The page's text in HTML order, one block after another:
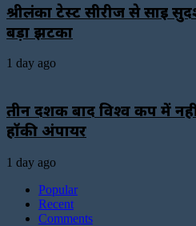
श्रीलंका टेस्ट सीरीज से साई
बड़ा झटका
1 day ago
तीन दशक बाद विश्व कप में
हॉकी अंपायर
1 day ago
Popular
Recent
Comments